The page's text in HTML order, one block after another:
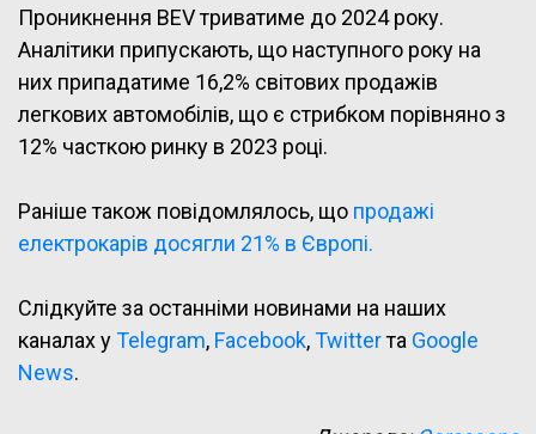
Проникнення BEV триватиме до 2024 року.
Аналітики припускають, що наступного року на
них припадатиме 16,2% світових продажів
легкових автомобілів, що є стрибком порівняно з
12% часткою ринку в 2023 році.
Раніше також повідомлялось, що продажі
електрокарів досягли 21% в Європі.
Слідкуйте за останніми новинами на наших
каналах уTelegram, Facebook,Twitterта Google
News.